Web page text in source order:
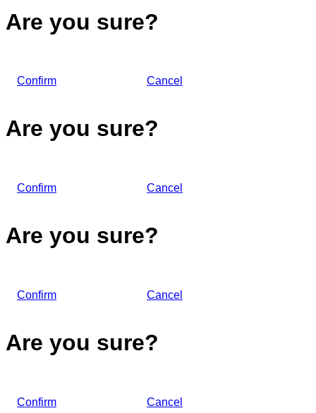
Are you sure?
Confirm Cancel
Are you sure?
Confirm Cancel
Are you sure?
Confirm Cancel
Are you sure?
Confirm Cancel